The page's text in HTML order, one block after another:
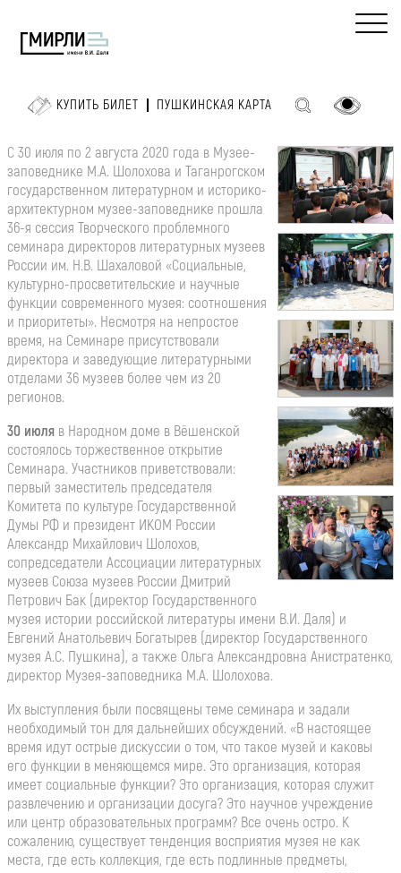
КУПИТЬ БИЛЕТ ПУШКИНСКАЯ КАРТА
С 30 июля по 2 августа 2020 года в Музее-
заповеднике М.А. Шолохова и Таганрогском
государственном литературном и историко-
архитектурном музее-заповеднике прошла
36-я сессия Творческого проблемного
семинара директоров литературных музеев
России им. Н.В. Шахаловой «Социальные,
культурно-просветительские и научные
функции современного музея: соотношения
и приоритеты». Несмотря на непростое
время, на Семинаре присутствовали
директора и заведующие литературными
отделами 36 музеев более чем из 20
регионов.
30 июля в Народном доме в Вёшенской
состоялось торжественное открытие
Семинара. Участников приветствовали:
первый заместитель председателя
Комитета по культуре Государственной
Думы РФ и президент ИКОМ России
Александр Михайлович Шолохов,
сопредседатели Ассоциации литературных
музеев Союза музеев России Дмитрий
Петрович Бак (директор Государственного
музея истории российской литературы имени В.И. Даля) и
Евгений Анатольевич Богатырев (директор Государственного
музея А.С. Пушкина), а также Ольга Александровна Анистратенко,
директор Музея-заповедника М.А. Шолохова.
Их выступления были посвящены теме семинара и задали
необходимый тон для дальнейших обсуждений. «В настоящее
время идут острые дискуссии о том, что такое музей и каковы
его функции в меняющемся мире. Это организация, которая
имеет социальные функции? Это организация, которая служит
развлечению и организации досуга? Это научное учреждение
или центр образовательных программ? Все очень остро. К
сожалению, существует тенденция восприятия музея не как
места, где есть коллекция, где есть подлинные предметы,